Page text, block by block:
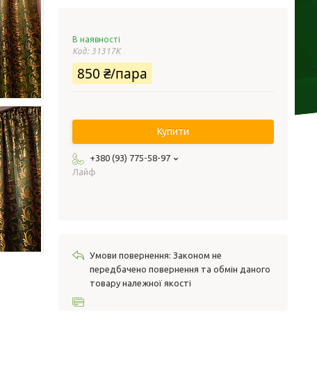
В наявності
Код: 31317К
850 ₴/пара
Купити
+380 (93) 775-58-97
Лайф
Законом не
передбачено повернення та обмін даного
товару належної якості